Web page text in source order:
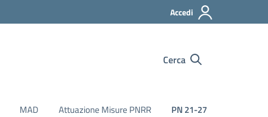
Accedi
Cerca
MAD Attuazione Misure PNRR PN 21-27